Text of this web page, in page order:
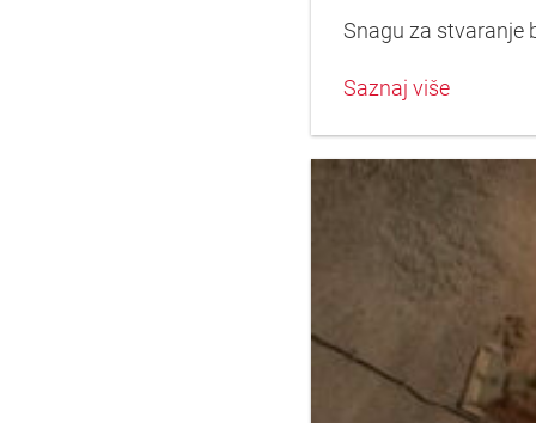
Snagu za stvaranje
Saznaj više